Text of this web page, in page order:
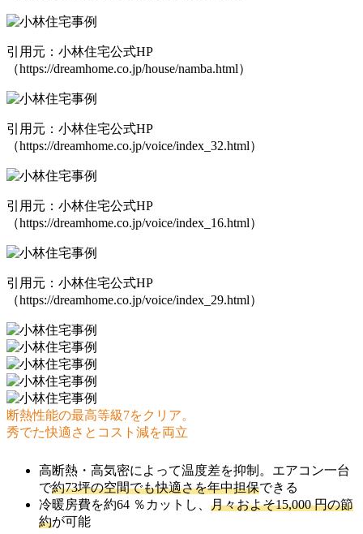
引用元：小林住宅公式HP
（https://dreamhome.co.jp/house/namba.html）
引用元：小林住宅公式HP
（https://dreamhome.co.jp/voice/index_32.html）
引用元：小林住宅公式HP
（https://dreamhome.co.jp/voice/index_16.html）
引用元：小林住宅公式HP
（https://dreamhome.co.jp/voice/index_29.html）
断熱性能の最高等級7をクリア。
秀でた快適さとコスト減を両立
高断熱・高気密によって温度差を抑制。エアコン一台
で約73坪の空間でも快適さを年中担保できる
冷暖房費を約64 ％カットし、 月々およそ15,000 円の節
約が可能